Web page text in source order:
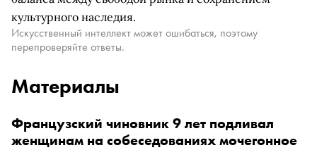
культурного наследия.
Искусственный интеллект может ошибаться, поэтому
перепроверяйте ответы.
Материалы
Французский чиновник 9 лет подливал
женщинам на собеседованиях мочегонное